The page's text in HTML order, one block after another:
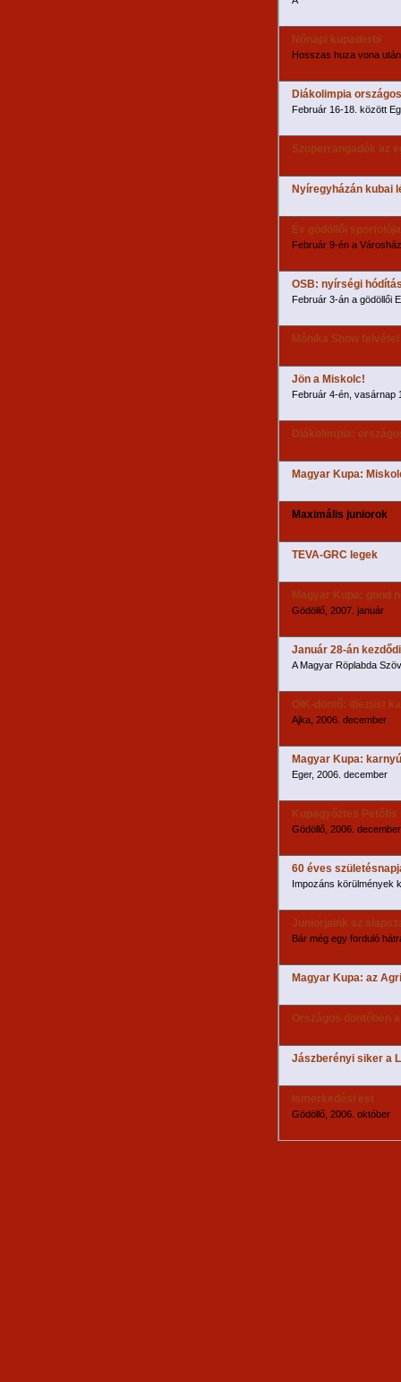
Nőnapi kupaderbi
Hosszas huza vona
Diákolimpia
Február 16-18. között
Szuperrangadók az
Nyíregyházán kubai
Év gödöllői
Február 9-én a
OSB: nyírségi
Február 3-án a gödöllői
Mónika Show
Jön a Miskolc!
Február 4-én, vasárnap
Diákolimpia:
Magyar Kupa:
Maximális juniorok
TEVA-GRC legek
Magyar Kupa: gond
Gödöllő, 2007. január
Január 28-án
A Magyar Röplabda
OIK-döntő: ifiezüst
Ajka, 2006. december
Magyar Kupa:
Eger, 2006. december
Kupagyőztes Petőfis
Gödöllő, 2006. december
60 éves
Impozáns körülmények
Juniorjaink az
Bár még egy forduló
Magyar Kupa: az
Országos döntőben
Jászberényi siker a
Ismerkedési est
Gödöllő, 2006. október